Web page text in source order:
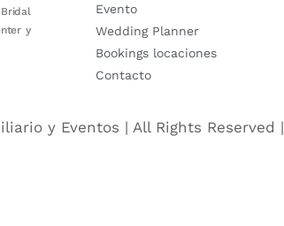
y
Evento
Wedding Planner
Bookings locaciones
Contacto
y Eventos | All Rights Reserved |